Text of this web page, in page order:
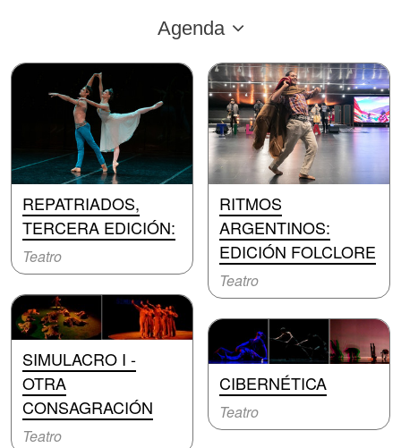
Agenda
REPATRIADOS,
TERCERA EDICIÓN:
Teatro
SIMULACRO I -
OTRA
CONSAGRACIÓN
Teatro
RITMOS
ARGENTINOS:
EDICIÓN FOLCLORE
Teatro
CIBERNÉTICA
Teatro